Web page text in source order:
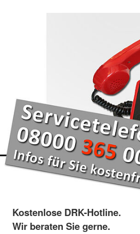
Kostenlose DRK-Hotline.
Wir beraten Sie gerne.